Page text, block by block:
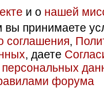
и о нашей
вы принимаете
соглашения,
, даете
форума